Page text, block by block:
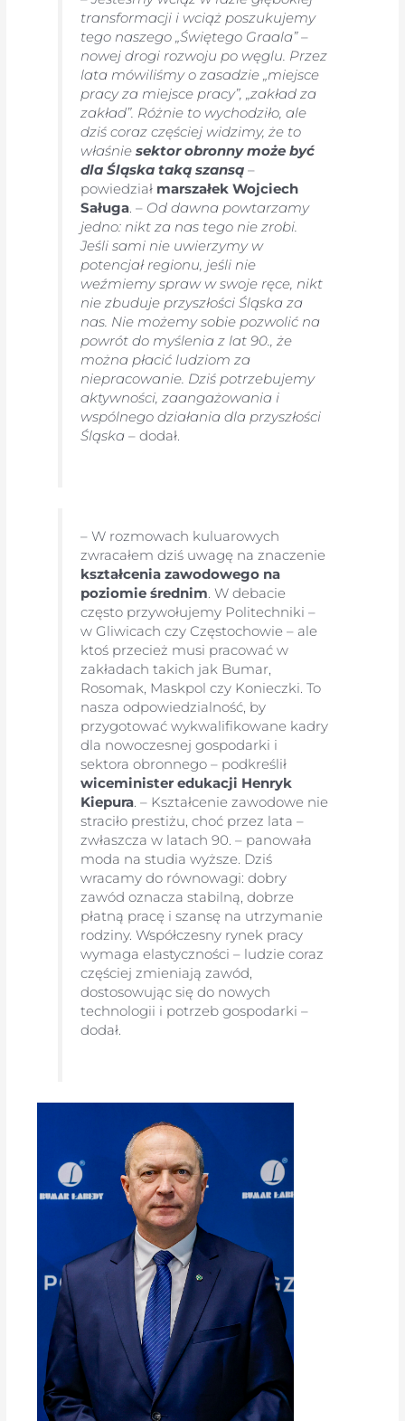
transformacji i wciąż poszukujemy
tego naszego „Świętego Graala” –
nowej drogi rozwoju po węglu. Przez
lata mówiliśmy o zasadzie „miejsce
pracy za miejsce pracy”, „zakład za
zakład”. Różnie to wychodziło, ale
dziś coraz częściej widzimy, że to
właśniesektor obronny może być
dla Śląska taką szansą –
powiedział marszałek Wojciech
Saługa. – Od dawna powtarzamy
jedno: nikt za nas tego nie zrobi.
Jeśli sami nie uwierzymy w
potencjał regionu, jeśli nie
weźmiemy spraw w swoje ręce, nikt
nie zbuduje przyszłości Śląska za
nas. Nie możemy sobie pozwolić na
powrót do myślenia z lat 90., że
można płacić ludziom za
niepracowanie. Dziś potrzebujemy
aktywności, zaangażowania i
wspólnego działania dla przyszłości
Śląska – dodał.
– W rozmowach kuluarowych
zwracałem dziś uwagę na znaczenie
kształcenia zawodowego na
poziomie średnim. W debacie
często przywołujemy Politechniki –
w Gliwicach czy Częstochowie – ale
ktoś przecież musi pracować w
zakładach takich jak Bumar,
Rosomak, Maskpol czy Konieczki. To
nasza odpowiedzialność, by
przygotować wykwalifikowane kadry
dla nowoczesnej gospodarki i
sektora obronnego – podkreślił
wiceminister edukacji Henryk
Kiepura. – Kształcenie zawodowe nie
straciło prestiżu, choć przez lata –
zwłaszcza w latach 90. – panowała
moda na studia wyższe. Dziś
wracamy do równowagi: dobry
zawód oznacza stabilną, dobrze
płatną pracę i szansę na utrzymanie
rodziny. Współczesny rynek pracy
wymaga elastyczności – ludzie coraz
częściej zmieniają zawód,
dostosowując się do nowych
technologii i potrzeb gospodarki –
dodał.